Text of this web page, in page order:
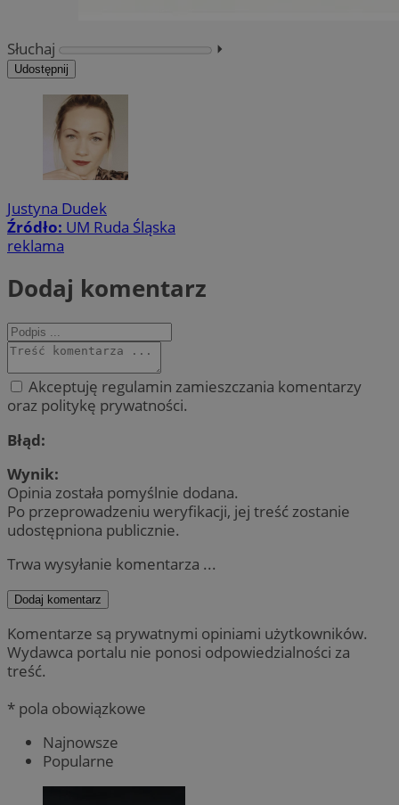
Słuchaj ⏵︎
Udostępnij
Justyna Dudek
Źródło: UM Ruda Śląska
reklama
Dodaj komentarz
Akceptuję regulamin zamieszczania komentarzy
oraz politykę prywatności.
Błąd:
Wynik:
Opinia została pomyślnie dodana.
Po przeprowadzeniu weryfikacji, jej treść zostanie
udostępniona publicznie.
Trwa wysyłanie komentarza ...
Dodaj komentarz
Komentarze są prywatnymi opiniami użytkowników.
Wydawca portalu nie ponosi odpowiedzialności za
treść.
* pola obowiązkowe
Najnowsze
Popularne